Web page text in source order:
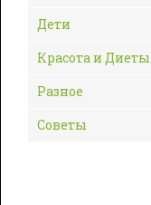
Дети
Красота и Диеты
Разное
Советы